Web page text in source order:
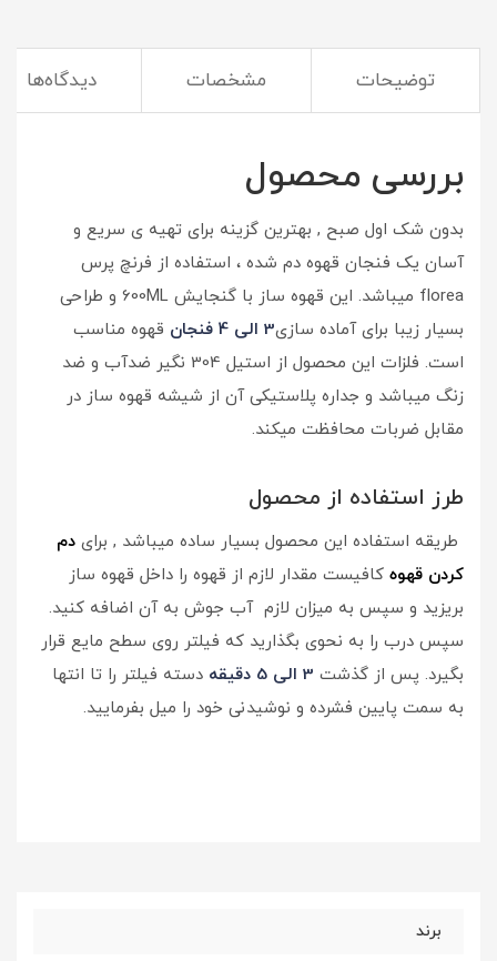
توضیحات مشخصات دیدگاه‌ها
بررسی محصول
بدون شک اول صبح , بهترین گزینه برای تهیه ی سریع و
آسان یک فنجان قهوه دم شده ، استفاده از فرنچ پرس
florea میباشد. این قهوه ساز با گنجایش 600ML و طراحی
بسیار زیبا برای آماده سازی3 الی 4 فنجان
قهوه مناسب
است. فلزات این محصول از استیل 304 نگیر ضدآب و ضد
زنگ میباشد و جداره پلاستیکی آن از شیشه قهوه ساز در
مقابل ضربات محافظت میکند.
طرز استفاده از محصول
طریقه استفاده این محصول بسیار ساده میباشد , برای دم
کردن قهوه کافیست مقدار لازم از قهوه را داخل قهوه ساز
بریزید و سپس به میزان لازم آب جوش به آن اضافه کنید.
سپس درب را به نحوی بگذارید که فیلتر روی سطح مایع قرار
بگیرد. پس از گذشت 3 الی 5 دقیقه
دسته فیلتر را تا انتها
به سمت پایین فشرده و نوشیدنی خود را میل بفرمایید.
برند